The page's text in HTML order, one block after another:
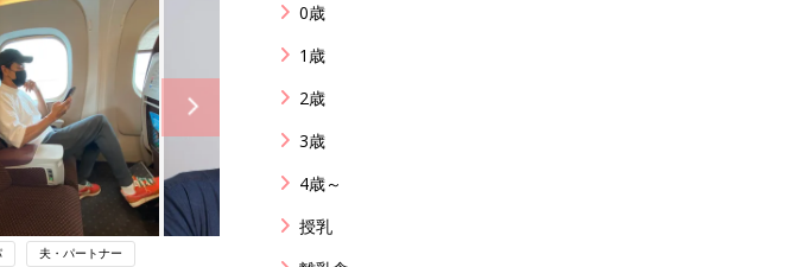
夫・パートナー
0歳
1歳
2歳
3歳
4歳～
授乳